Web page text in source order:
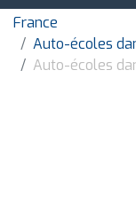
France
Auto-écoles
Auto-écoles